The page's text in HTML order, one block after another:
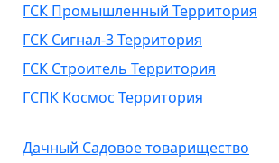
ГСК Промышленный Территория
ГСК Сигнал-3 Территория
ГСК Строитель Территория
ГСПК Космос Территория
Дачный Садовое товарищество